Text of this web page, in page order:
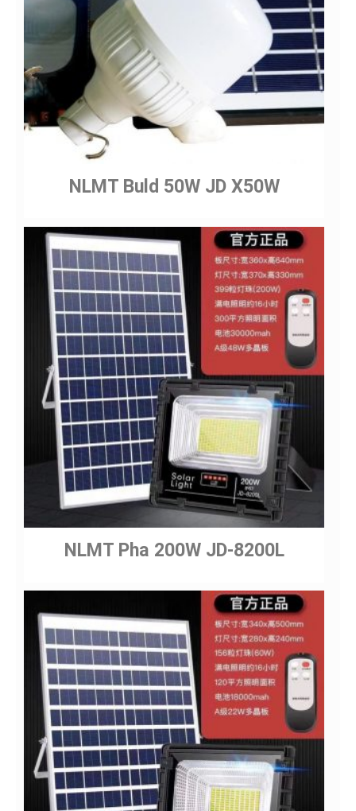
NLMT Buld 50W JD X50W
NLMT Pha 200W JD-8200L